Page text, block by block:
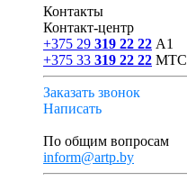
Контакты
Контакт-центр
+375 29 319 22 22 А1
+375 33 319 22 22 МТС
Заказать звонок
Написать
По общим вопросам
inform@artp.by